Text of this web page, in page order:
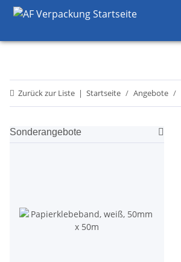
Zurück zur Liste Startseite Angebote
Sonderangebote